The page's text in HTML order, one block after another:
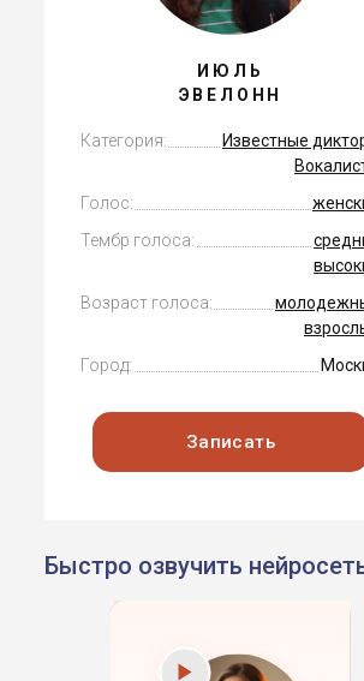
ИЮЛЬ
ЭВЕЛОНН
Категория:
Известные
Голос:
Тембр голоса:
Возраст голоса:
Город:
Записать
Быстро озвучить